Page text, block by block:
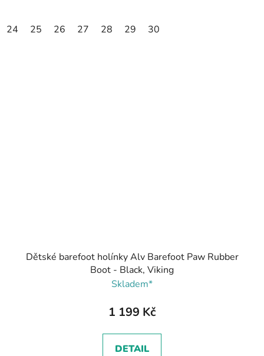
24 25 26 27 28 29 30
Dětské barefoot holínky Alv Barefoot Paw Rubber
Boot - Black, Viking
Skladem*
1 199 Kč
DETAIL